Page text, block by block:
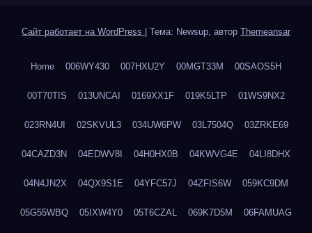
Сайт работает на WordPress Тема: Newsup, автор Themeansar
Home 006WY430 007HXU2Y 00MGT33M 00SAOS5H
00T70TIS 013UNCAI 0169XX1F 019K5LTP 01WS9NX2
023RN4UI 02SKVUL3 034UW6PW 03L7504Q 03ZRKE69
04CAZD3N 04EDWV8I 04H0HX0B 04KWVG4E 04LI8DHX
04N4JN2X 04QX9S1E 04YFC57J 04ZFIS6W 059KC9DM
05G55WBQ 05IXW4Y0 05T6CZAL 069K7D5M 06FAMUAG